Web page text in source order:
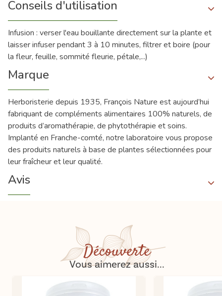
Conseils d'utilisation
Infusion : verser l'eau bouillante directement sur la plante et
laisser infuser pendant 3 à 10 minutes, filtrer et boire (pour
la fleur, feuille, sommité fleurie, pétale,...)
Marque
Herboristerie depuis 1935, François Nature est aujourd’hui
fabriquant de compléments alimentaires 100% naturels, de
produits d’aromathérapie, de phytothérapie et soins.
Implanté en Franche-comté, notre laboratoire vous propose
des produits naturels à base de plantes sélectionnées pour
leur fraîcheur et leur qualité.
Avis
Découverte
Vous aimerez aussi...